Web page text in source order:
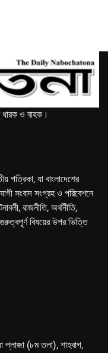
ধারক ও বাহক।
পত্রিকা, যা বাংলাদেশের
সংবাদ সংগ্রহ ও পরিবেশনে
রাজনীতি, অর্থনীতি,
বিষয়ের উপর ভিত্তি
প্লাজা (৮ম তলা), শাহবাগ,